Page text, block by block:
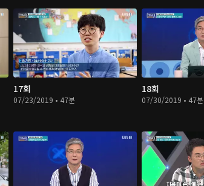
17회
07/23/2019 • 47분
18회
07/30/2019 • 47분